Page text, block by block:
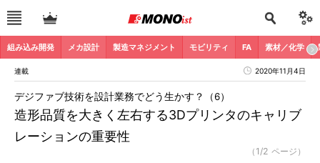
組み込み開発 メカ設計 製造マネジメント モビリティ FA 素材／化学
連載 2020年11月4日
造形品質を大きく左右する3Dプリンタのキャリブ
レーションの重要性
デジファブ技術を設計業務でどう生かす？（6）
（1/2 ページ）